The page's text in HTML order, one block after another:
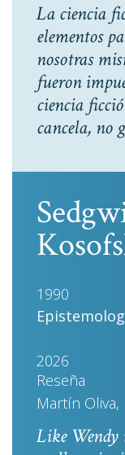
La ciencia
elementos
nosotras
fueron
ciencia
cancela, no
1990
2026
Reseña
Martín Oliva,
Like Wendy